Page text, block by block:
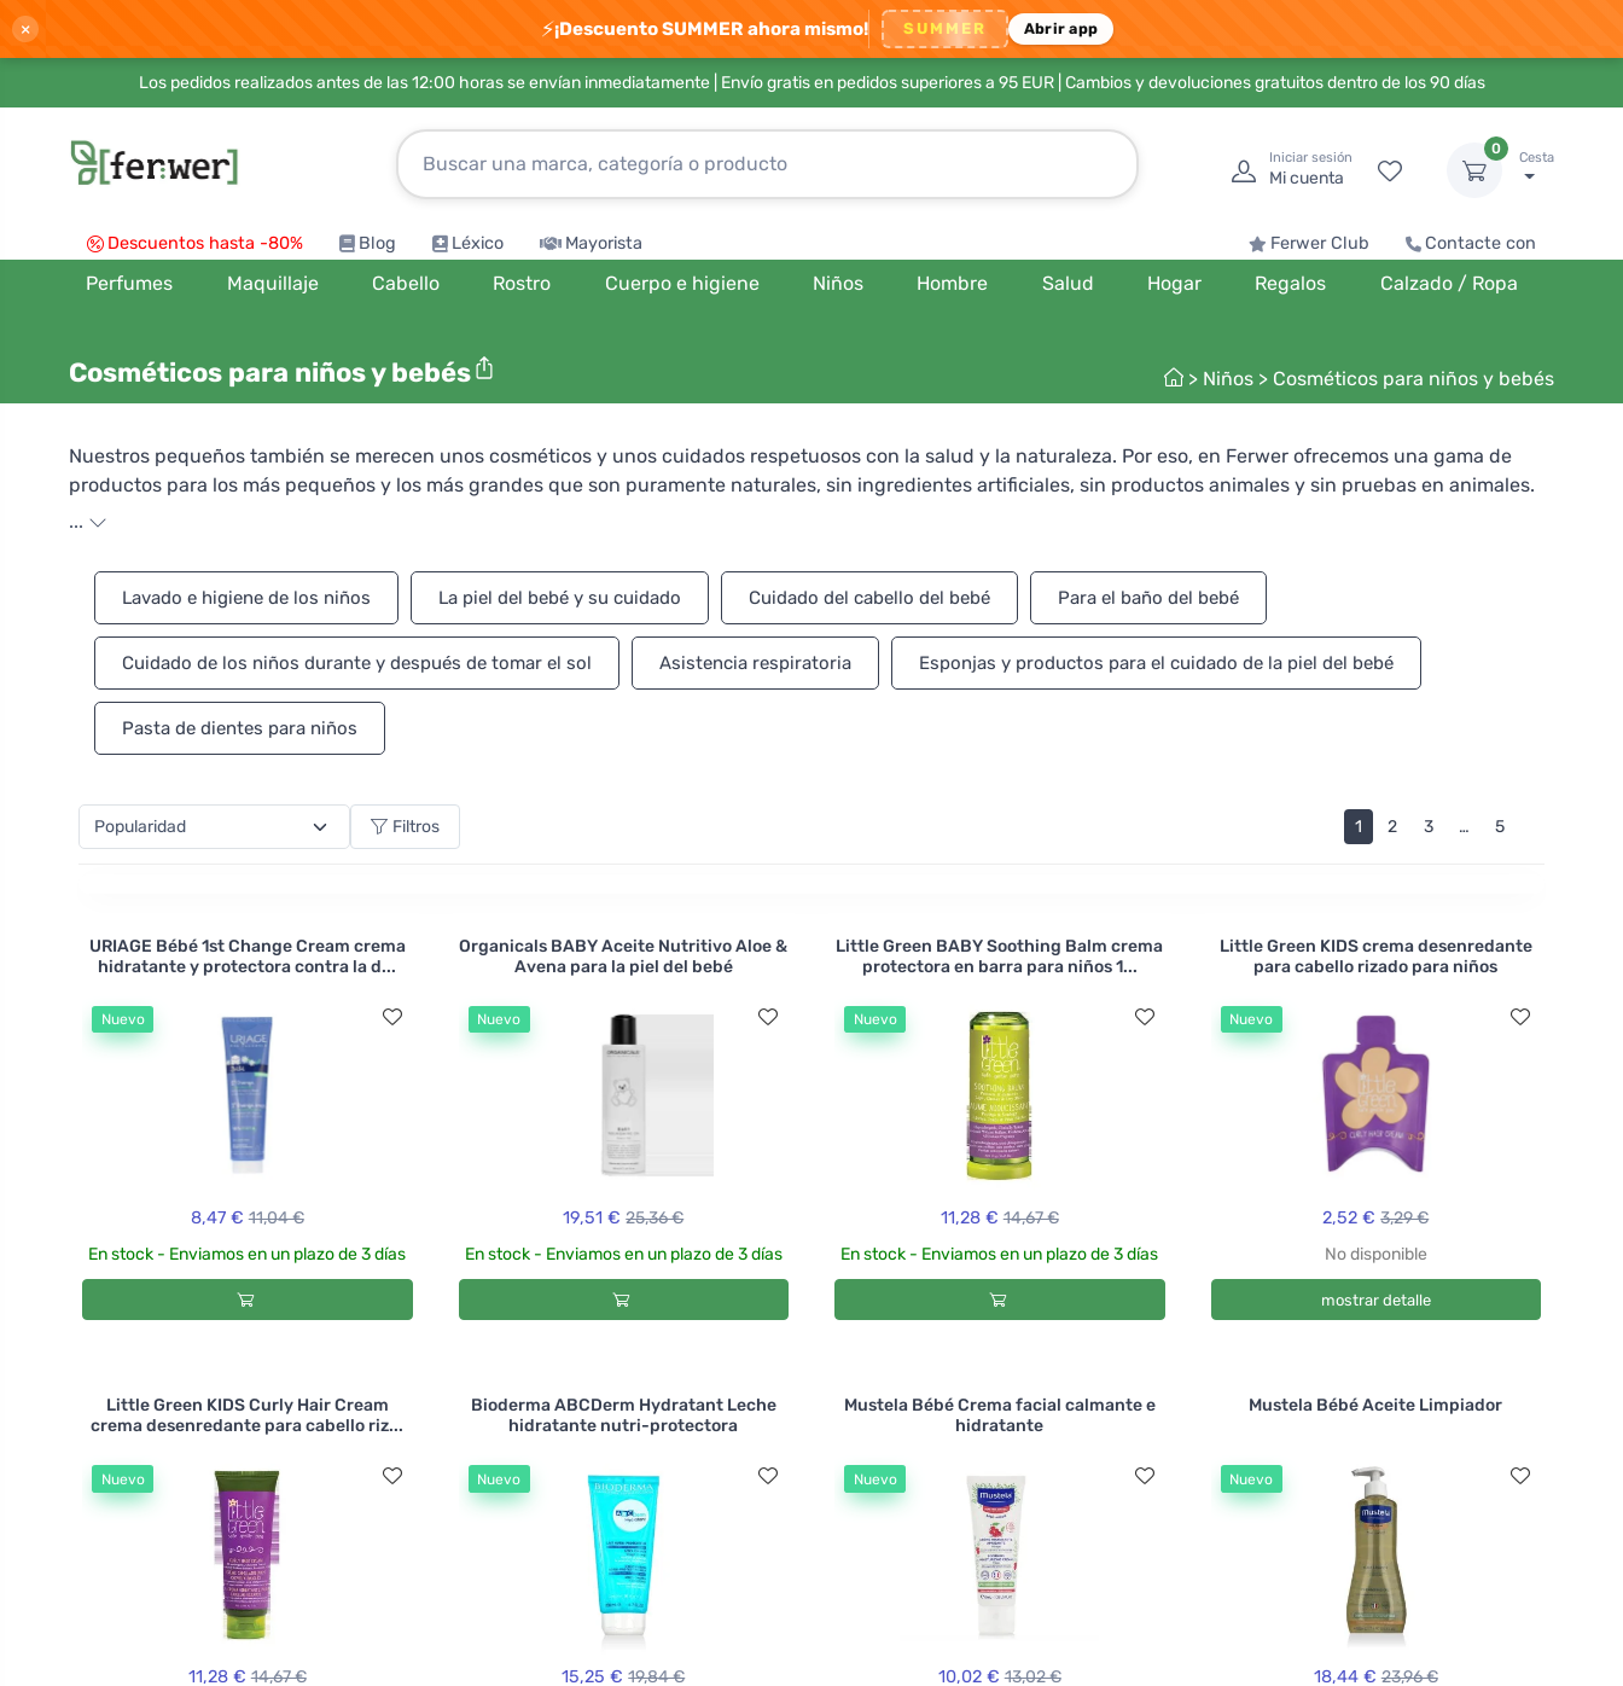
× ⚡¡Descuento SUMMER ahora mismo! SUMMER Abrir app
Los pedidos realizados antes de las 12:00 horas se envían inmediatamente | Envío gratis en pedidos superiores a 95 EUR| Cambios y devoluciones gratuitos dentro de los 90 días
Iniciar sesión
Mi cuenta
0
Cesta
Descuentos hasta -80% Blog Léxico Mayorista Ferwer Club Contacte con
Perfumes Maquillaje Cabello Rostro Cuerpo e higiene Niños Hombre Salud Hogar Regalos Calzado / Ropa
> Niños > Cosméticos para niños y bebés
Cosméticos para niños y bebés
Nuestros pequeños también se merecen unos cosméticos y unos cuidados respetuosos con la salud y la naturaleza. Por eso, en Ferwer ofrecemos una gama de
productos para los más pequeños y los más grandes que son puramente naturales, sin ingredientes artificiales, sin productos animales y sin pruebas en animales.
Cuidan la piel y el cabello de tus hijos con suavidad y delicadeza, y no tienes que preocuparte de exponerlos a peligros innecesarios. Proteja la piel más delicada de
hidratada y flexible. Además, la marca Eco Cosmetics saca al mercado una crema para bebés que contiene extractos de espino amarillo y granada y que cuida de
forma suave y delicada la piel de todo el cuerpo.
...
Lavado e higiene de los niños La piel del bebé y su cuidado Cuidado del cabello del bebé Para el baño del bebé
Cuidado de los niños durante y después de tomar el sol Asistencia respiratoria Esponjas y productos para el cuidado de la piel del bebé
Pasta de dientes para niños
Filtros 1 2 3 … 5
URIAGE Bébé 1st Change Cream crema
hidratante y protectora contra la d...
Nuevo
8,47 € 11,04 €
En stock - Enviamos en un plazo de 3 días
Organicals BABY Aceite Nutritivo Aloe &
Avena para la piel del bebé
Nuevo
19,51 € 25,36 €
En stock - Enviamos en un plazo de 3 días
Little Green BABY Soothing Balm crema
protectora en barra para niños 1...
Nuevo
11,28 € 14,67 €
En stock - Enviamos en un plazo de 3 días
Little Green KIDS crema desenredante
para cabello rizado para niños
Nuevo
2,52 € 3,29 €
No disponible
mostrar detalle
Little Green KIDS Curly Hair Cream
crema desenredante para cabello riz...
Nuevo
11,28 € 14,67 €
Bioderma ABCDerm Hydratant Leche
hidratante nutri-protectora
Nuevo
15,25 € 19,84 €
Mustela Bébé Crema facial calmante e
hidratante
Nuevo
10,02 € 13,02 €
Mustela Bébé Aceite Limpiador
Nuevo
18,44 € 23,96 €